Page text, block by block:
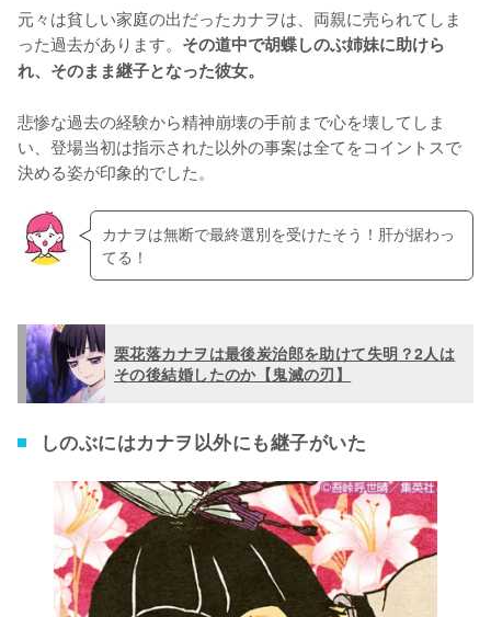
元々は貧しい家庭の出だったカナヲは、両親に売られてしま
った過去があります。 その道中で胡蝶しのぶ姉妹に助けら
れ、そのまま継子となった彼女。
悲惨な過去の経験から精神崩壊の手前まで心を壊してしま
い、登場当初は指示された以外の事案は全てをコイントスで
決める姿が印象的でした。
カナヲは無断で最終選別を受けたそう！肝が据わっ
てる！
栗花落カナヲは最後炭治郎を助けて失明？2人は
その後結婚したのか【鬼滅の刃】
しのぶにはカナヲ以外にも継子がいた